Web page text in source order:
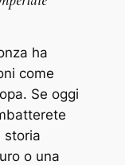
ha
come
Se oggi
storia
o una